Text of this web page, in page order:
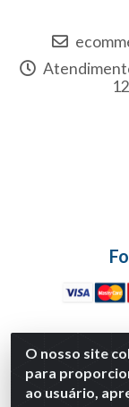
O nosso site
para
ao usuário,
Multicanal
Anexo